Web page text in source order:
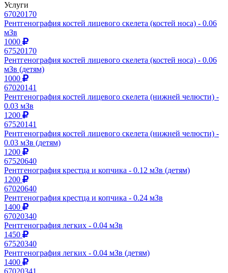
Услуги
67020170
Рентгенография костей лицевого скелета (костей носа) - 0.06
мЗв
1000
67520170
Рентгенография костей лицевого скелета (костей носа) - 0.06
мЗв (детям)
1000
67020141
Рентгенография костей лицевого скелета (нижней челюсти) -
0.03 мЗв
1200
67520141
Рентгенография костей лицевого скелета (нижней челюсти) -
0.03 мЗв (детям)
1200
67520640
Рентгенография крестца и копчика - 0.12 мЗв (детям)
1200
67020640
Рентгенография крестца и копчика - 0.24 мЗв
1400
67020340
Рентгенография легких - 0.04 мЗв
1450
67520340
Рентгенография легких - 0.04 мЗв (детям)
1400